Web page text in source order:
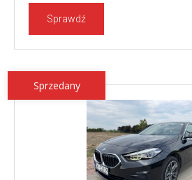
Sprawdź
Sprzedany